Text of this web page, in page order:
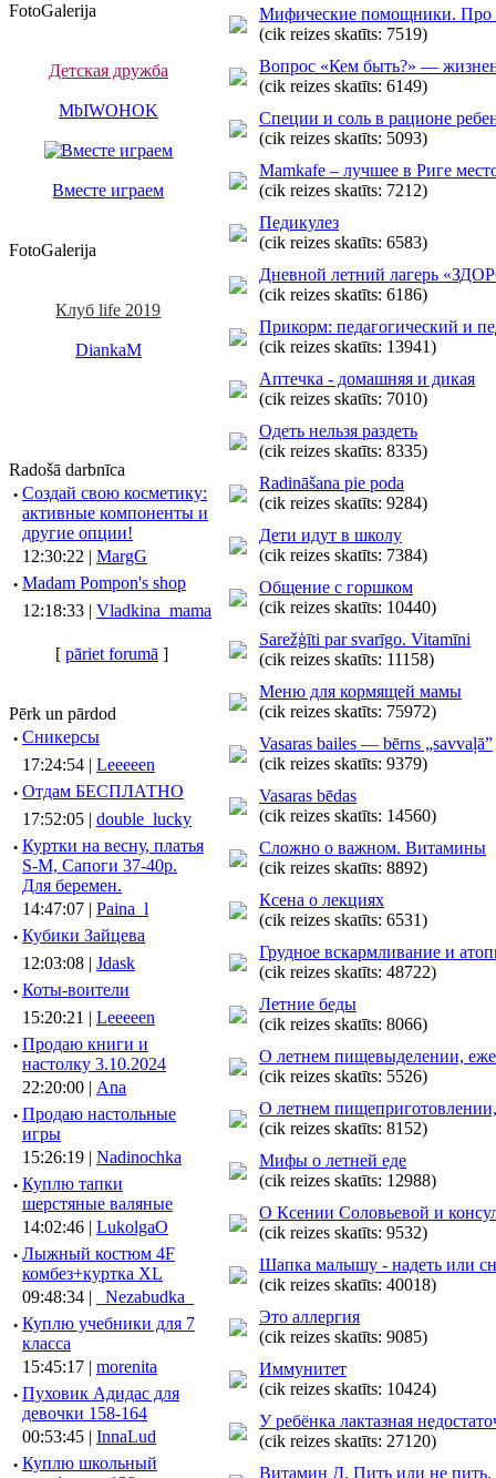
FotoGalerija
Детская дружба
MbIWOHOK
Вместе играем
FotoGalerija
Клуб life 2019
DiankaM
Radošā darbnīca
· Создай свою косметику:
активные компоненты и
другие опции!
12:30:22 | MargG
· Madam Pompon's shop
12:18:33 | Vladkina_mama
[ pāriet forumā ]
Pērk un pārdod
· Сникерсы
17:24:54 | Leeeeen
· Отдам БЕСПЛАТНО
17:52:05 | double_lucky
· Куртки на весну, платья
S-M, Сапоги 37-40р.
Для беремен.
14:47:07 | Paina_l
· Кубики Зайцева
12:03:08 | Jdask
· Коты-воители
15:20:21 | Leeeeen
· Продаю книги и
настолку 3.10.2024
22:20:00 | Ana
· Продаю настольные
игры
15:26:19 | Nadinochka
· Куплю тапки
шерстяные валяные
14:02:46 | LukolgaO
· Лыжный костюм 4F
комбез+куртка XL
09:48:34 |
_Nezabudka_
· Куплю учебники для 7
класса
15:45:17 | morenita
· Пуховик Адидас для
девочки 158-164
00:53:45 | InnaLud
· Куплю школьный
Мифические помощники. Про
(cik reizes skatīts: 7519)
Вопрос «Кем быть?» —
(cik reizes skatīts: 6149)
Специи и соль в рационе
(cik reizes skatīts: 5093)
Мamkafe – лучшее в Риге
(cik reizes skatīts: 7212)
Педикулез
(cik reizes skatīts: 6583)
Дневной летний лагерь
(cik reizes skatīts: 6186)
Прикорм: педагогический и
(cik reizes skatīts: 13941)
Аптечка - домашняя и дикая
(cik reizes skatīts: 7010)
Одеть нельзя раздеть
(cik reizes skatīts: 8335)
Radināšana pie poda
(cik reizes skatīts: 9284)
Дети идут в школу
(cik reizes skatīts: 7384)
Oбщение с горшком
(cik reizes skatīts: 10440)
Sarežģīti par svarīgo. Vitamīni
(cik reizes skatīts: 11158)
Меню для кормящей мамы
(cik reizes skatīts: 75972)
Vasaras bailes — bērns „savvaļā”
(cik reizes skatīts: 9379)
Vasaras bēdas
(cik reizes skatīts: 14560)
Сложно о важном. Витамины
(cik reizes skatīts: 8892)
Ксена о лекциях
(cik reizes skatīts: 6531)
Грудное вскармливание и
(cik reizes skatīts: 48722)
Летние беды
(cik reizes skatīts: 8066)
О летнем пищевыделении,
(cik reizes skatīts: 5526)
О летнем
(cik reizes skatīts: 8152)
Мифы о летней еде
(cik reizes skatīts: 12988)
О Ксении Соловьевой и
(cik reizes skatīts: 9532)
Шапка малышу - надеть или
(cik reizes skatīts: 40018)
Это аллергия
(cik reizes skatīts: 9085)
Иммунитет
(cik reizes skatīts: 10424)
У ребёнка лактазная
(cik reizes skatīts: 27120)
Витамин Д. Пить или не пить.